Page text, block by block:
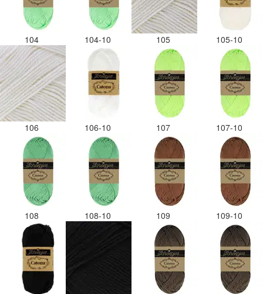
104 104-10 105 105-10
106 106-10 107 107-10
108 108-10 109 109-10